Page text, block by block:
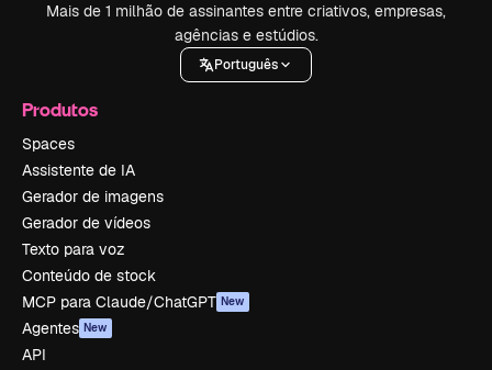
Mais de 1 milhão de assinantes entre criativos, empresas,
agências e estúdios.
Português
Produtos
Spaces
Assistente de IA
Gerador de imagens
Gerador de vídeos
Texto para voz
Conteúdo de stock
MCP para Claude/ChatGPT New
Agentes New
API